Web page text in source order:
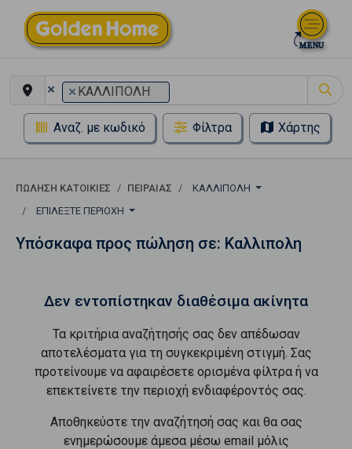
× × ΚΑΛΛΙΠΟΛΗ
Αναζ. με κωδικό Φίλτρα Χάρτης
ΠΏΛΗΣΗ ΚΑΤΟΙΚΊΕΣ ΠΕΙΡΑΙΑΣ
ΚΑΛΛΙΠΟΛΗ
ΕΠΙΛΈΞΤΕ ΠΕΡΙΟΧΉ
Υπόσκαφα προς πώληση σε: Καλλιπολη
Δεν εντοπίστηκαν διαθέσιμα ακίνητα
Τα κριτήρια αναζήτησής σας δεν απέδωσαν
αποτελέσματα για τη συγκεκριμένη στιγμή. Σας
προτείνουμε να αφαιρέσετε ορισμένα φίλτρα ή να
επεκτείνετε την περιοχή ενδιαφέροντός σας.
Αποθηκεύστε την αναζήτησή σας και θα σας
ενημερώσουμε άμεσα μέσω email μόλις